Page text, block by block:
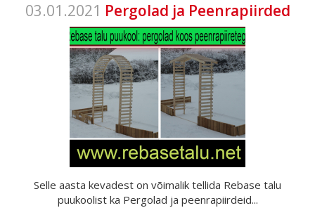
03.01.2021 Pergolad ja Peenrapiirded
Selle aasta kevadest on võimalik tellida Rebase talu
puukoolist ka Pergolad ja peenrapiirdeid...